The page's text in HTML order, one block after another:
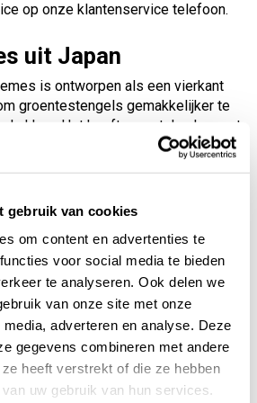
gebruik van cookies
om content en advertenties te
voor social media te bieden
te analyseren. Ook delen we
van onze site met onze
adverteren en analyse. Deze
gegevens combineren met andere
heeft verstrekt of die ze hebben
uw gebruik van hun services.
op onze klantenservice telefoon.
uit Japan
is ontworpen als een vierkant
groentestengels gemakkelijker te
hakken. Het heeft een stalen lemmet
lengte van 30 cm. Uit één stuk
staal en
wordt het staal onderworpen aan
en vervolgens gehard bij een
58º C (Rockwell-proces). Dit proces
lemmet wat zeer goed
en corrosie. De snijkant heeft een
voor een langere slijpduur en een
het voedsel.